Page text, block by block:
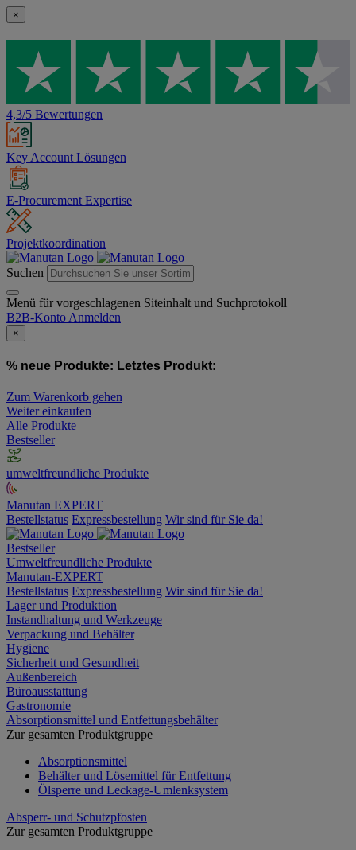
×
4,3/5 Bewertungen
Key Account Lösungen
E-Procurement Expertise
Projektkoordination
Suchen
Menü für vorgeschlagenen Siteinhalt und Suchprotokoll
B2B-Konto Anmelden
×
% neue Produkte: Letztes Produkt:
Zum Warenkorb gehen
Weiter einkaufen
Alle Produkte
Bestseller
umweltfreundliche Produkte
Manutan EXPERT
Bestellstatus Expressbestellung Wir sind für Sie da!
Bestseller
Umweltfreundliche Produkte
Manutan-EXPERT
Bestellstatus Expressbestellung Wir sind für Sie da!
Lager und Produktion
Instandhaltung und Werkzeuge
Verpackung und Behälter
Hygiene
Sicherheit und Gesundheit
Außenbereich
Büroausstattung
Gastronomie
Absorptionsmittel und Entfettungsbehälter
Zur gesamten Produktgruppe
Absorptionsmittel
Behälter und Lösemittel für Entfettung
Ölsperre und Leckage-Umlenksystem
Absperr- und Schutzpfosten
Zur gesamten Produktgruppe